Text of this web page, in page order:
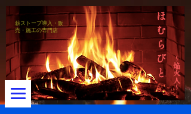
薪ストーブ導入・販
売・施工の専門店
ほ
む
ら
び
と
～焔火人～